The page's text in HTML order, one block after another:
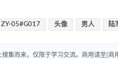
ZY-05#G017 头像 男人 陆
搜集而来，仅限于学习交流。商用请至[